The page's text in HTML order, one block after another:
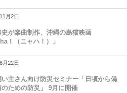
月2日
史が楽曲制作、沖縄の島猫映画
！（ニャハ！）」
月22日
い主さん向け防災セミナー「日頃から備
のための防災」 9月に開催